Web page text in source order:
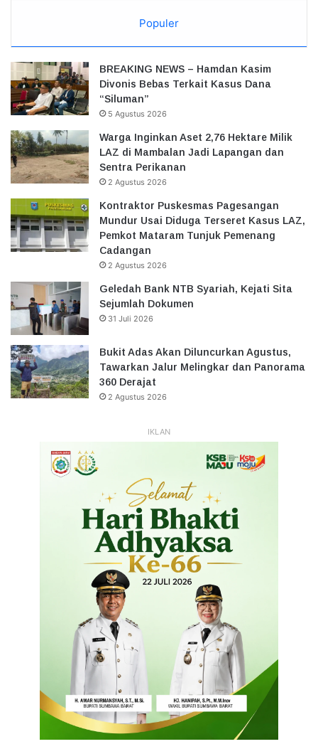
Populer
BREAKING NEWS – Hamdan Kasim
Divonis Bebas Terkait Kasus Dana
“Siluman”
5 Agustus 2026
Warga Inginkan Aset 2,76 Hektare Milik
LAZ di Mambalan Jadi Lapangan dan
Sentra Perikanan
2 Agustus 2026
Kontraktor Puskesmas Pagesangan
Mundur Usai Diduga Terseret Kasus LAZ,
Pemkot Mataram Tunjuk Pemenang
Cadangan
2 Agustus 2026
Geledah Bank NTB Syariah, Kejati Sita
Sejumlah Dokumen
31 Juli 2026
Bukit Adas Akan Diluncurkan Agustus,
Tawarkan Jalur Melingkar dan Panorama
360 Derajat
2 Agustus 2026
IKLAN